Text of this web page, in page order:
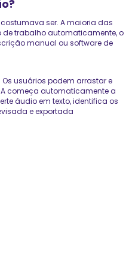
ser. A maioria das
trabalho automaticamente, o
manual ou software de
usuários podem arrastar e
começa automaticamente a
áudio em texto, identifica os
e exportada